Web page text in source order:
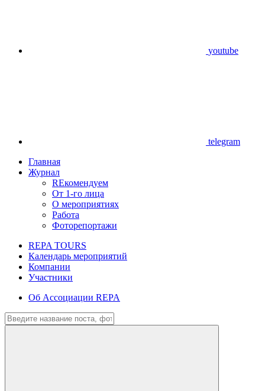
youtube
telegram
Главная
Журнал
REкомендуем
От 1-го лица
О мероприятиях
Работа
Фоторепортажи
REPA TOURS
Календарь мероприятий
Компании
Участники
Об Ассоциации REPA